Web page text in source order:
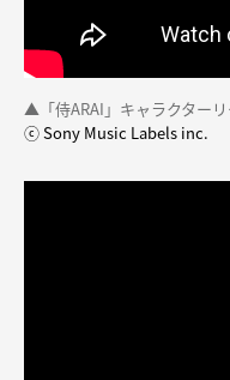
▲「侍ARAI」キャラクター
ⓒ Sony Music Labels inc.